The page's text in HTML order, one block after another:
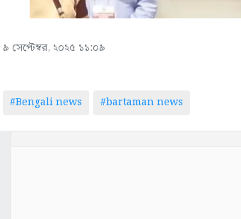
৯ সেপ্টেম্বর, ২০২৫ ১১:০৯
#Bengali news #bartaman news